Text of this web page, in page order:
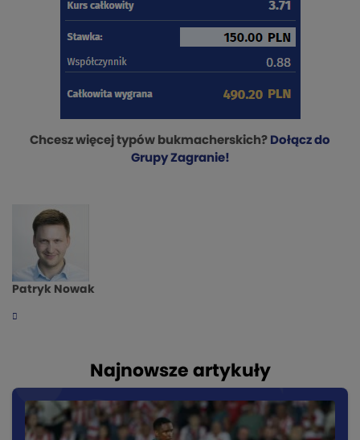
Chcesz więcej typów bukmacherskich? Dołącz do
Grupy Zagranie!
Patryk Nowak
Najnowsze artykuły